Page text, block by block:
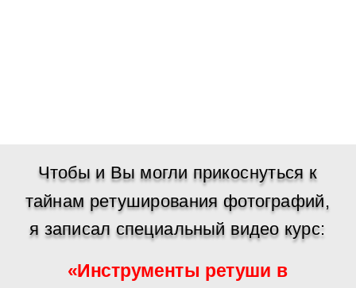
Чтобы и Вы могли прикоснуться к
тайнам ретуширования фотографий,
я записал специальный видео курс:
«Инструменты ретуши в